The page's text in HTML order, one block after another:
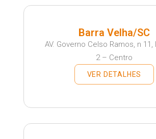
Barra Velha/SC
AV. Governo Celso Ramos, n 11,
2 – Centro
VER DETALHES